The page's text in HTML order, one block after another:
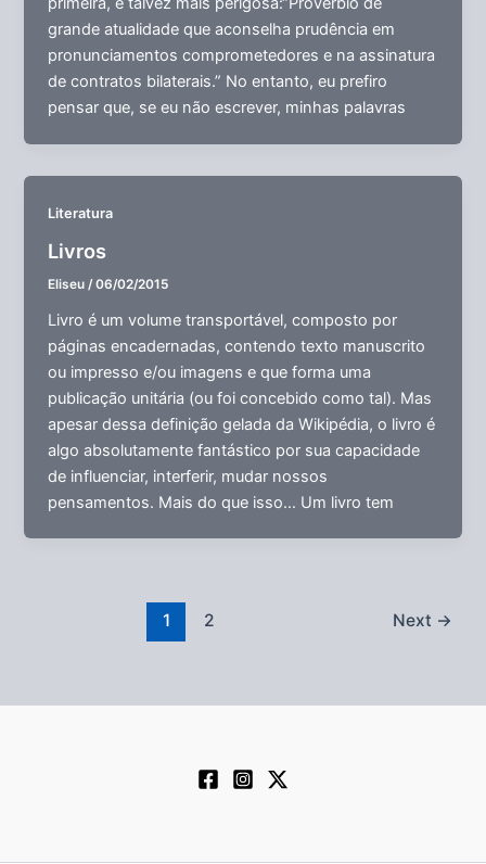
grande atualidade que aconselha prudência em
pronunciamentos comprometedores e na assinatura
de contratos bilaterais.” No entanto, eu prefiro
pensar que, se eu não escrever, minhas palavras
Literatura
Livros
Eliseu /06/02/2015
Livro é um volume transportável, composto por
páginas encadernadas, contendo texto manuscrito
ou impresso e/ou imagens e que forma uma
publicação unitária (ou foi concebido como tal). Mas
apesar dessa definição gelada da Wikipédia, o livro é
algo absolutamente fantástico por sua capacidade
de influenciar, interferir, mudar nossos
pensamentos. Mais do que isso… Um livro tem
1 2 Next →